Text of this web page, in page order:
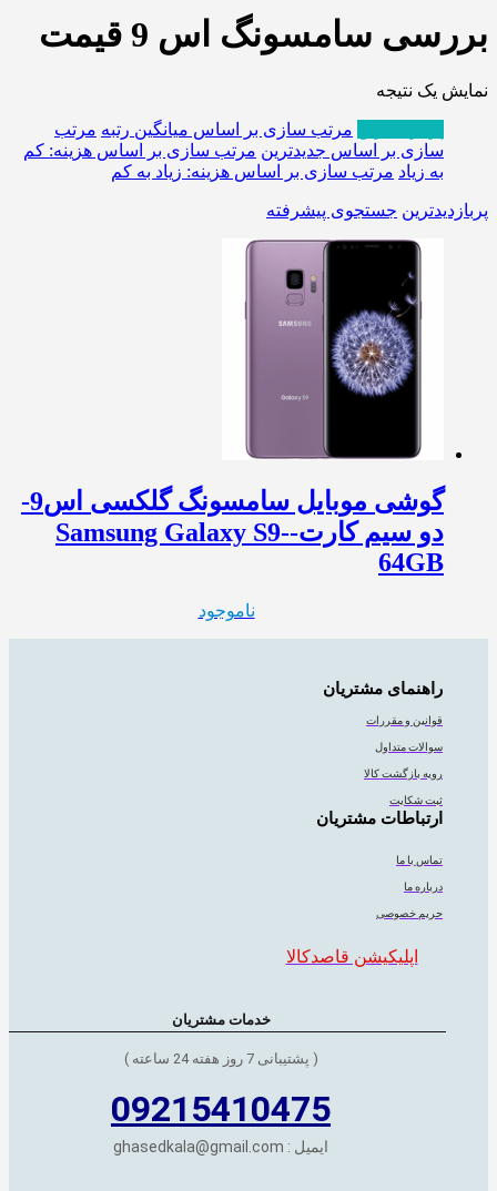
بررسی سامسونگ اس 9 قیمت
نمایش یک نتیجه
مرتب سازی بر اساس میانگین رتبه مرتب
سازی بر اساس جدیدترین مرتب سازی بر اساس هزینه: کم
به زیاد مرتب سازی بر اساس هزینه: زیاد به کم
پربازدیدترین جستجوی پیشرفته
گوشی موبایل سامسونگ گلکسی اس9-
دو سیم کارت-Samsung Galaxy S9-
64GB
ناموجود
راهنمای مشتریان
قوانین و مقررات
سوالات متداول
رویه بازگشت کالا
ثبت شکایت
ارتباطات مشتریان
تماس با ما
درباره ما
حریم خصوصی
اپلیکیشن قاصدکالا
خدمات مشتریان
( پشتیبانی 7 روز هفته 24 ساعته )
09215410475
ایمیل : ghasedkala@gmail.com